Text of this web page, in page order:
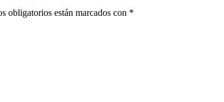
obligatorios están marcados con *